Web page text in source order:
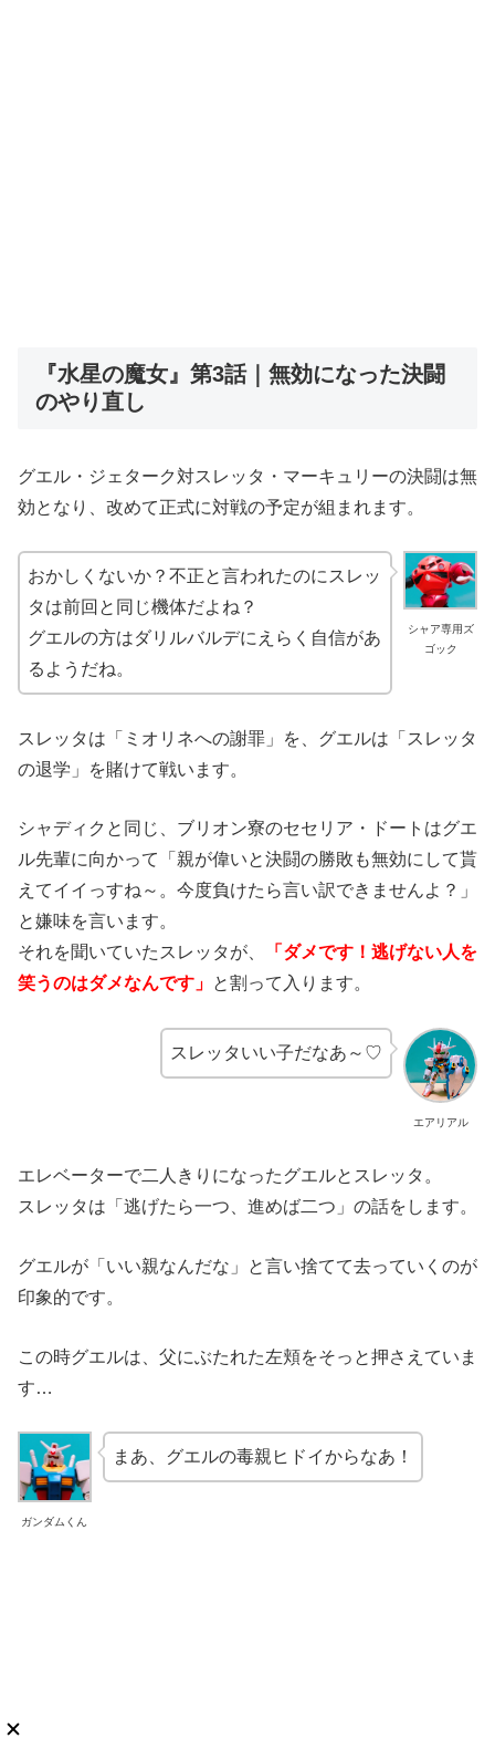
『水星の魔女』第3話｜無効になった決闘
のやり直し
グエル・ジェターク対スレッタ・マーキュリーの決闘は無
効となり、改めて正式に対戦の予定が組まれます。
シャア専用ズ
ゴック
おかしくないか？不正と言われたのにスレッ
タは前回と同じ機体だよね？
グエルの方はダリルバルデにえらく自信があ
るようだね。
スレッタは「ミオリネへの謝罪」を、グエルは「スレッタ
の退学」を賭けて戦います。
シャディクと同じ、ブリオン寮のセセリア・ドートはグエ
ル先輩に向かって「親が偉いと決闘の勝敗も無効にして貰
えてイイっすね～。今度負けたら言い訳できませんよ？」
と嫌味を言います。
それを聞いていたスレッタが、
「ダメです！逃げない人を
笑うのはダメなんです」 と割って入ります。
エアリアル
スレッタいい子だなあ～♡
エレベーターで二人きりになったグエルとスレッタ。
スレッタは「逃げたら一つ、進めば二つ」の話をします。
グエルが「いい親なんだな」と言い捨てて去っていくのが
印象的です。
この時グエルは、父にぶたれた左頬をそっと押さえていま
す…
ガンダムくん
まあ、グエルの毒親ヒドイからなあ！